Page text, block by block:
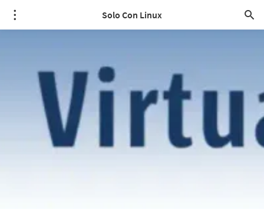
Solo Con Linux